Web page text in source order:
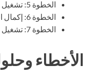
الخطوة 5: تشغيل التثبيت
الخطوة 6: إكمال التثبيت
الخطوة 7: تشغيل اللعبة
وحلولها